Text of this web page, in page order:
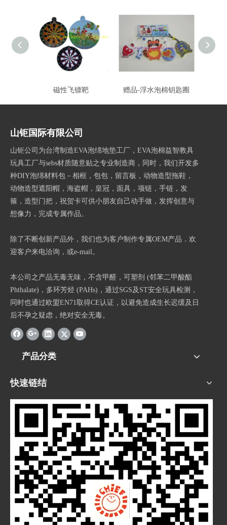
磁性飞镖靶 赠品-浮水泡棉钥匙圈
山钜国际有限公司
山钜公司为台湾制造EVA泡绵地垫工厂，EVA泡棉益智教具
玩具工厂与sebs材质随意贴之专业制造商，同时，我们开发多
种DIY泡绵材料包－相框，包包，留言板，动物造型拖鞋，
动物造型遮阳帽，海盗帽，皇冠，面具，项链，手链，发
箍，造型门把，祝贺卡可供小朋友自己动手做，发挥创意与
想像力，完成专属作品。
除了不断创新产品外，我们也为客户制作专属OEM产品．欢
迎客户来电洽询，或e-mail。
本公司之产品无毒无味，不含甲醛，可塑剂 (邻苯二甲酸酯
Phthalate)，多环芳烃 (PAHs)，通过SGS及ST安全玩具检测，
同时也通过欧盟EN71取得CE认证，以避免造成生长迟缓及日
后不孕之疑虑，绝对安全无毒。
产品分类
快速链结